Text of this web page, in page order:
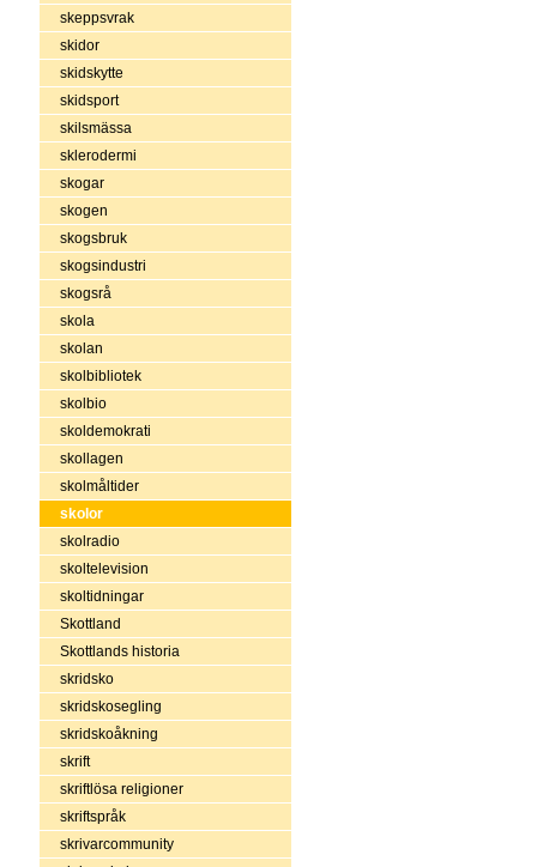
skeppsvrak
skidor
skidskytte
skidsport
skilsmässa
sklerodermi
skogar
skogen
skogsbruk
skogsindustri
skogsrå
skola
skolan
skolbibliotek
skolbio
skoldemokrati
skollagen
skolmåltider
skolor
skolradio
skoltelevision
skoltidningar
Skottland
Skottlands historia
skridsko
skridskosegling
skridskoåkning
skrift
skriftlösa religioner
skriftspråk
skrivarcommunity